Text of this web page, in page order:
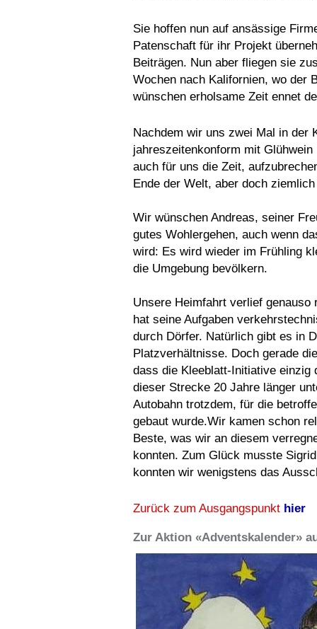
Sie hoffen nun auf ansässige
Patenschaft für ihr Projekt
Beiträgen. Nun aber fliegen sie
Wochen nach Kalifornien, wo der
wünschen erholsame Zeit ennet
Nachdem wir uns zwei Mal in der
jahreszeitenkonform mit
auch für uns die Zeit,
Ende der Welt, aber doch
Wir wünschen Andreas, seiner
gutes Wohlergehen, auch wenn
wird: Es wird wieder im Frühling
die Umgebung bevölkern.
Unsere Heimfahrt verlief
hat seine Aufgaben
durch Dörfer. Natürlich gibt es in
Platzverhältnisse. Doch gerade
dass die Kleeblatt-Initiative einzig
dieser Strecke 20 Jahre länger
Autobahn trotzdem, für die
gebaut wurde.Wir kamen schon
Beste, was wir an diesem
konnten. Zum Glück musste
konnten wir wenigstens das
Zurück zum Ausgangspunkt hier
Zur Aktion «Adventskalender»